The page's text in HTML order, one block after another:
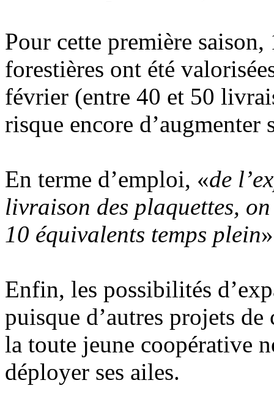
Pour cette première
forestières ont été
février (entre 40 et 50
risque encore d’augmenter
En terme d’emploi, «de
livraison des plaquettes,
10 équivalents temps plein
Enfin, les possibilités
puisque d’autres projets
la toute jeune coopérative
déployer ses ailes.